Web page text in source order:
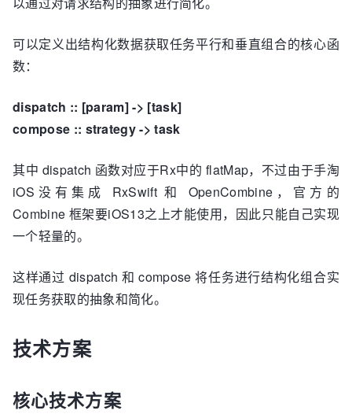
可以定义出结构化数据获取任务平行和垂直组合的核心函
数：
dispatch :: [param] -> [task]
compose :: strategy -> task
其中 dispatch 函数对应于Rx中的 flatMap，不过由于手淘
iOS没有集成 RxSwift 和 OpenCombine，官方的
Combine 框架要iOS13之上才能使用，因此只能自己实现
一个轻量的。
这样通过 dispatch 和 compose 将任务进行结构化组合实
现任务获取的抽象和简化。
技术方案
核心技术方案